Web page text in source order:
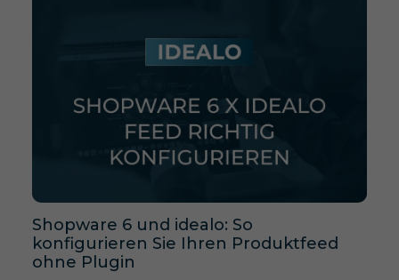
Shopware 6 und idealo: So
konfigurieren Sie Ihren Produktfeed
ohne Plugin